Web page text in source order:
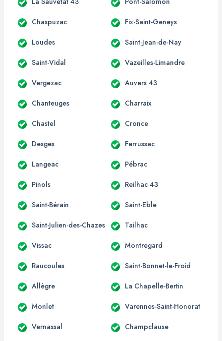
Chaspuzac Fix-Saint-Geneys
Loudes Saint-Jean-de-Nay
Saint-Vidal Vazeilles-Limandre
Vergezac Auvers 43
Chanteuges Charraix
Chastel Cronce
Desges Ferrussac
Langeac Pébrac
Pinols Reilhac 43
Saint-Bérain Saint-Eble
Saint-Julien-des-Chazes Tailhac
Vissac Montregard
Raucoules Saint-Bonnet-le-Froid
Allègre La Chapelle-Bertin
Monlet Varennes-Saint-Honorat
Vernassal Champclause